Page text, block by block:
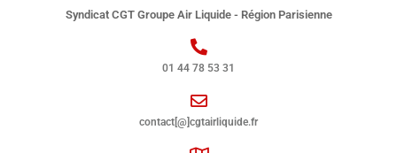
Syndicat CGT Groupe Air Liquide - Région Parisienne
01 44 78 53 31
contact[@]cgtairliquide.fr